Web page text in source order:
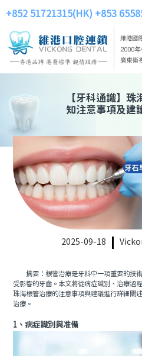
+852 51721315(HK) +853
【牙科通識】 珠
知注意事項及建
2025-09-18
摘要：根管治療是牙科中一項重要的技
受影響的牙齒。本文將從病症識別、治療過
珠海根管治療的注意事項與建議進行詳細闡
治療。
1、病症識別與准備